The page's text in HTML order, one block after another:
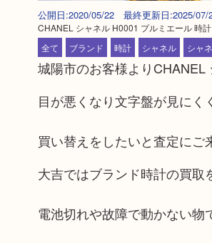
公開日:2020/05/22 最終更新日:2025/07/
CHANEL シャネル H0001 プルミエール 時計
全て
ブランド 時計 シャネル シャ
城陽市のお客様よりCHANEL
目が悪くなり文字盤が見に
買い替えをしたいと査定にご
大吉ではブランド時計の買取
電池切れや故障で動かない